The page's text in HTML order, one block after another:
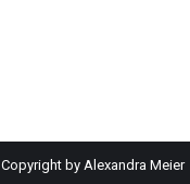
Copyright by Alexandra Meier